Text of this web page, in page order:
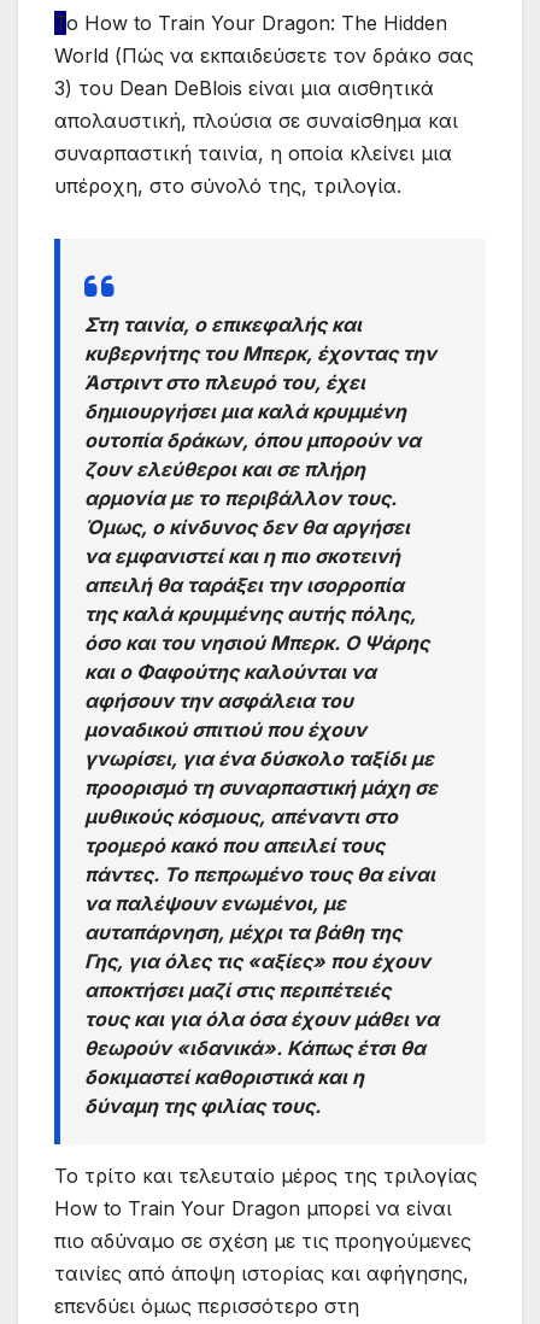
Το How to Train Your Dragon: The Hidden
World (Πώς να εκπαιδεύσετε τον δράκο σας
3) του Dean DeBlois είναι μια αισθητικά
απολαυστική, πλούσια σε συναίσθημα και
συναρπαστική ταινία, η οποία κλείνει μια
υπέροχη, στο σύνολό της, τριλογία.
Στη ταινία, ο επικεφαλής και
κυβερνήτης του Μπερκ, έχοντας την
Άστριντ στο πλευρό του, έχει
δημιουργήσει μια καλά κρυμμένη
ουτοπία δράκων, όπου μπορούν να
ζουν ελεύθεροι και σε πλήρη
αρμονία με το περιβάλλον τους.
Όμως, ο κίνδυνος δεν θα αργήσει
να εμφανιστεί και η πιο σκοτεινή
απειλή θα ταράξει την ισορροπία
της καλά κρυμμένης αυτής πόλης,
όσο και του νησιού Μπερκ. Ο Ψάρης
και ο Φαφούτης καλούνται να
αφήσουν την ασφάλεια του
μοναδικού σπιτιού που έχουν
γνωρίσει, για ένα δύσκολο ταξίδι με
προορισμό τη συναρπαστική μάχη σε
μυθικούς κόσμους, απέναντι στο
τρομερό κακό που απειλεί τους
πάντες. Το πεπρωμένο τους θα είναι
να παλέψουν ενωμένοι, με
αυταπάρνηση, μέχρι τα βάθη της
Γης, για όλες τις «αξίες» που έχουν
αποκτήσει μαζί στις περιπέτειές
τους και για όλα όσα έχουν μάθει να
θεωρούν «ιδανικά». Κάπως έτσι θα
δοκιμαστεί καθοριστικά και η
δύναμη της φιλίας τους.
Το τρίτο και τελευταίο μέρος της τριλογίας
How to Train Your Dragon μπορεί να είναι
πιο αδύναμο σε σχέση με τις προηγούμενες
ταινίες από άποψη ιστορίας και αφήγησης,
επενδύει όμως περισσότερο στη